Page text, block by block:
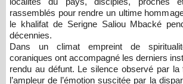
rassemblés pour rendre un ultime
le khalifat de Serigne Saliou Mbacké
décennies.
Dans un climat empreint de
coraniques ont accompagné les derniers
rendu au défunt. Le silence observé par la
l’ampleur de l’émotion suscitée par la